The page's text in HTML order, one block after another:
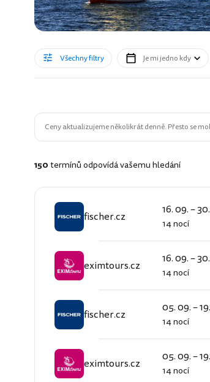
Všechny filtry Je mi jedno kdy
Ceny aktualizujeme několikrát denně. Přesto se
150termínů odpovídá vašemu hledání
fischer.cz 16. 09. –
14 nocí
eximtours.cz
eximtours.cz 16. 09. –
14 nocí
fischer.cz 05. 09. –
14 nocí
eximtours.cz 05. 09. –
14 nocí